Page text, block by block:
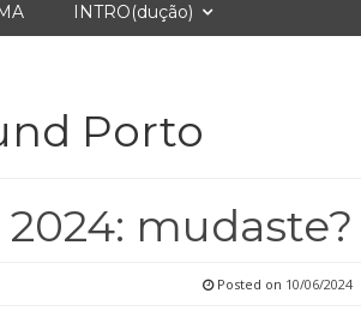
INTRO(dução)
Porto
mudaste?
Posted on 10/06/2024